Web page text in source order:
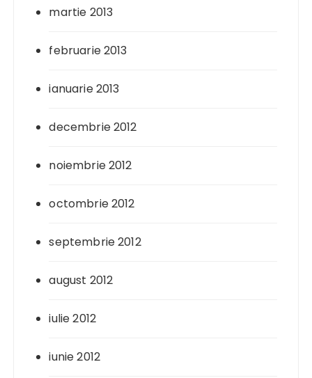
martie 2013
februarie 2013
ianuarie 2013
decembrie 2012
noiembrie 2012
octombrie 2012
septembrie 2012
august 2012
iulie 2012
iunie 2012